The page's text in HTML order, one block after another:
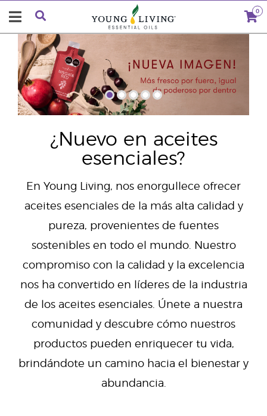
0
¿Nuevo en aceites
esenciales?
En Young Living, nos enorgullece ofrecer
aceites esenciales de la más alta calidad y
pureza, provenientes de fuentes
sostenibles en todo el mundo. Nuestro
compromiso con la calidad y la excelencia
nos ha convertido en líderes de la industria
de los aceites esenciales. Únete a nuestra
comunidad y descubre cómo nuestros
productos pueden enriquecer tu vida,
brindándote un camino hacia el bienestar y
abundancia.